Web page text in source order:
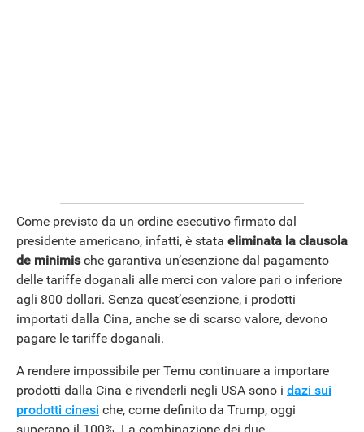
Come previsto da un ordine esecutivo firmato dal
presidente americano, infatti, è stata eliminata la clausola
de minimische garantiva un’esenzione dal pagamento
delle tariffe doganali alle merci con valore pari o inferiore
agli 800 dollari. Senza quest’esenzione, i prodotti
importati dalla Cina, anche se di scarso valore, devono
pagare le tariffe doganali.
A rendere impossibile per Temu continuare a importare
prodotti dalla Cina e rivenderli negli USA sono i dazi sui
prodotti cinesi che, come definito da Trump, oggi